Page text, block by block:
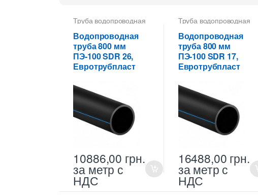
Труба водопроводная
Водопроводная
труба 800 мм
ПЭ-100 SDR 26,
Евротрубпласт
10886,00 грн.
за метр с
НДС
Труба водопроводная
Водопроводная
труба 800 мм
ПЭ-100 SDR 17,
Евротрубпласт
16488,00 грн.
за метр с
НДС